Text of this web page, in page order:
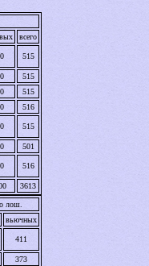
всего
515
515
515
516
515
501
516
3613
лош.
вьючных
411
373